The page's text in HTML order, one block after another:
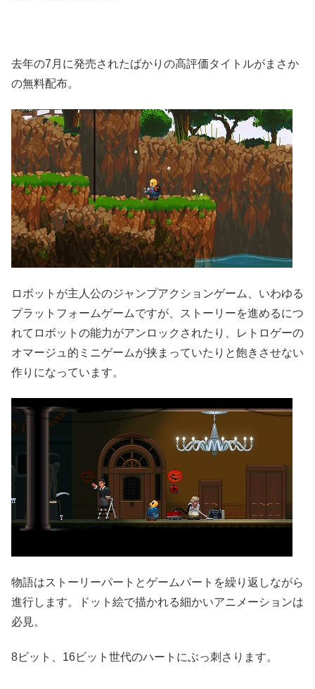
去年の7月に発売されたばかりの高評価タイトルがまさか
の無料配布。
ロボットが主人公のジャンプアクションゲーム、いわゆる
プラットフォームゲームですが、ストーリーを進めるにつ
れてロボットの能力がアンロックされたり、レトロゲーの
オマージュ的ミニゲームが挟まっていたりと飽きさせない
作りになっています。
物語はストーリーパートとゲームパートを繰り返しながら
進行します。ドット絵で描かれる細かいアニメーションは
必見。
8ビット、16ビット世代のハートにぶっ刺さります。